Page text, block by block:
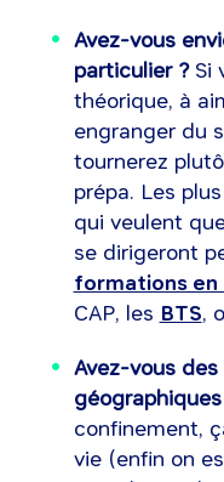
Avez-vous
particulier ?Si
théorique, à
engranger du
tournerez
prépa. Les
qui veulent
se dirigeront
formations
CAP, les BTS,
Avez-vous
confinement,
vie (enfin on